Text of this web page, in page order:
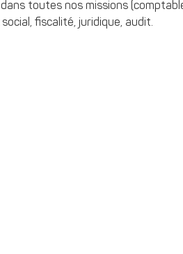
toutes nos missions
fiscalité, juridique, audit.